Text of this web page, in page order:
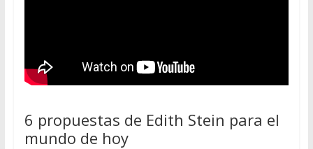
6 propuestas de Edith Stein para el
mundo de hoy